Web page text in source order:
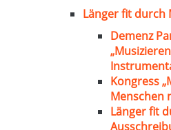
Länger fit durch
Demenz
Kongress
Menschen
Länger fit